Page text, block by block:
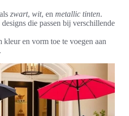
zwart, wit, en metallic tinten.
designs die passen bij verschillende
en vorm toe te voegen aan